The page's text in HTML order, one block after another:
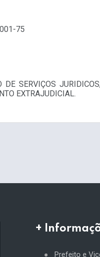
75
SERVIÇOS
EXTRAJUDICIAL.
+
Prefeito e